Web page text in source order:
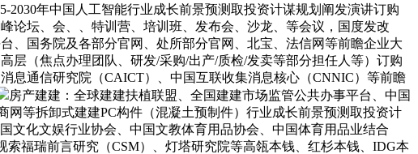
年中国人工智能行业成长前景预测取投资计谋规划阐发演讲订购
论坛、会、、特训营、培训班、发布会、沙龙、等会议，国度发改
、国务院及各部分官网、处所部分官网、北宝、法信网等前瞻企业大
层（焦点办理团队、研发/采购/出产/质检/发卖等部分担任人等）订购
息通信研究院（CAICT）、中国互联收集消息核心（CNNIC）等前瞻
房产建建：全球建建扶植联盟、全国建建市场监管公共办事平台、中国
等拆卸式建建PC构件（混凝土预制件）行业成长前景预测取投资计
文化文娱行业协会、中国文教体育用品协会、中国体育用品业结合
福瑞前言研究（CSM）、灯塔研究院等高瓴本钱、红杉本钱、IDG本